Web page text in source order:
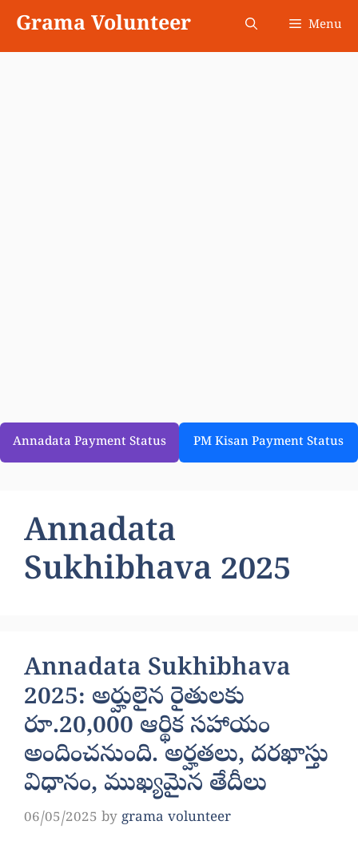
content
Grama Volunteer Menu
Annadata Payment Status PM Kisan Payment Status
Annadata
Sukhibhava 2025
Annadata Sukhibhava
2025: అర్హులైన రైతులకు
రూ.20,000 ఆర్థిక సహాయం
అందించనుంది. అర్హతలు, దరఖాస్తు
విధానం, ముఖ్యమైన తేదీలు
06/05/2025 by grama volunteer